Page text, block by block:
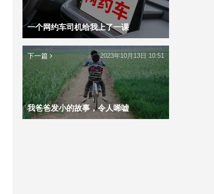
一个网约车司机给我上了一课
下一篇
我爸爸发小的故事，令人唏嘘
2023年10月13日 10:51